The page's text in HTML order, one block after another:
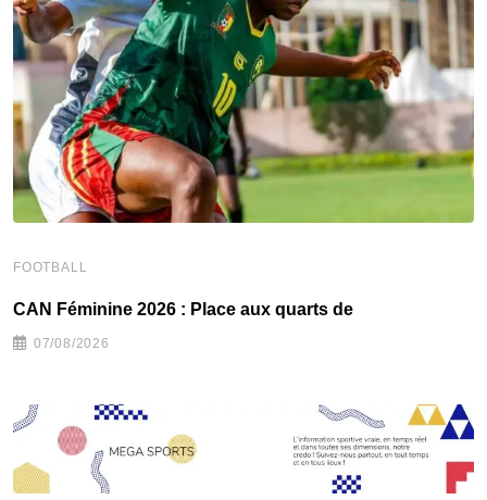
FOOTBALL
CAN Féminine 2026 : Place aux quarts de
07/08/2026